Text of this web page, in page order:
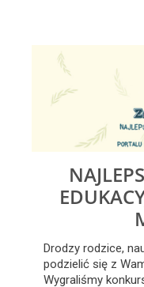
Drodzy rodzice,
podzielić się z
Wygraliśmy